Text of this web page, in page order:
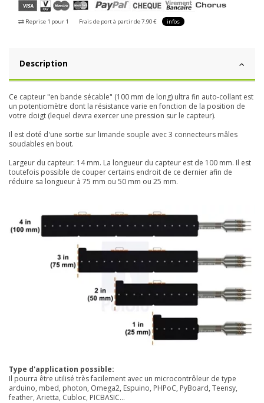
Reprise 1 pour 1 Frais de port à partir de 7.90 € infos
Description
Ce capteur "en bande sécable" (100 mm de long) ultra fin auto-collant est
un potentiomètre dont la résistance varie en fonction de la position de
votre doigt (lequel devra exercer une pression sur le capteur).
Il est doté d'une sortie sur limande souple avec 3 connecteurs mâles
soudables en bout.
Largeur du capteur: 14 mm. La longueur du capteur est de 100 mm. Il est
toutefois possible de couper certains endroit de ce dernier afin de
réduire sa longueur à 75 mm ou 50 mm ou 25 mm.
Type d'application possible:
Il pourra être utilisé très facilement avec un microcontrôleur de type
arduino, mbed, photon, Omega2, Espuino, PHPoC, PyBoard, Teensy,
feather, Arietta, Cubloc, PICBASIC...